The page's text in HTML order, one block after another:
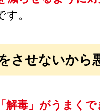
。
させないから
「解毒」がうまく